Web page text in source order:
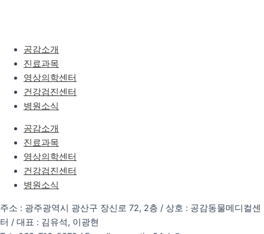
공감소개
진료과목
영상의학센터
건강검진센터
병원소식
공감소개
진료과목
영상의학센터
건강검진센터
병원소식
주소 : 광주광역시 광산구 장신로 72, 2층 / 상호 : 공감동물메디컬센
터 / 대표 : 김유석, 이광현